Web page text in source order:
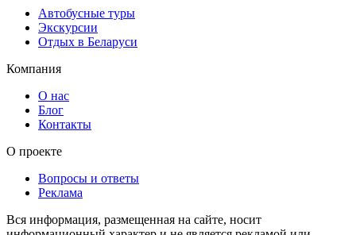
Автобусные туры
Экскурсии
Отдых в Беларуси
Компания
О нас
Блог
Контакты
О проекте
Вопросы и ответы
Реклама
Вся информация, размещенная на сайте, носит